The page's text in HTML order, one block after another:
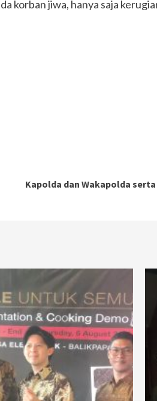
korban jiwa, hanya saja
Kapolda dan Wakapolda